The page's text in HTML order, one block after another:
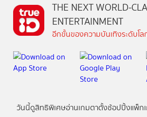
THE NEXT WORLD-
ENTERTAINMENT
อีกขั้นของความบันเทิงระดับโ
วันนี้ดูสิทธิพิเศษอ่านเกมตาตั้งช้อปปิ้งแพ็ก